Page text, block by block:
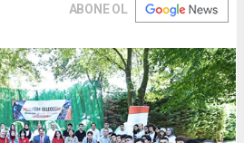
ABONE OL